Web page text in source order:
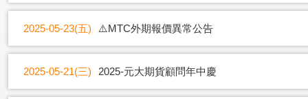
2025-05-23(五) ⚠️MTC外期報價異常公告
2025-05-21(三) 2025-元大期貨顧問年中慶